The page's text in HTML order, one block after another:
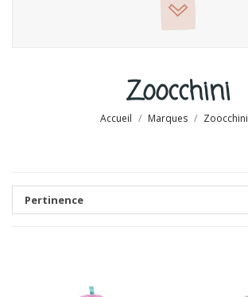
Zoocchini
Accueil Marques Zoocchini
Pertinence